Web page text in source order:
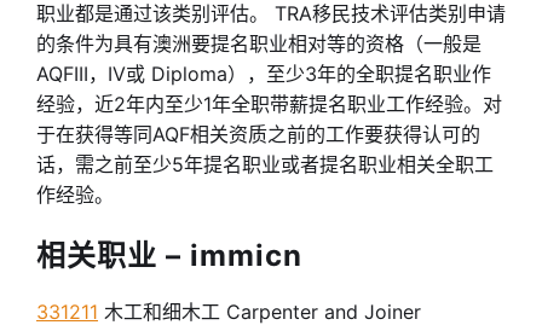
职业都是通过该类别评估。 TRA移民技术评估类别申请
的条件为具有澳洲要提名职业相对等的资格（一般是
AQFIII，IV或 Diploma），至少3年的全职提名职业作
经验，近2年内至少1年全职带薪提名职业工作经验。对
于在获得等同AQF相关资质之前的工作要获得认可的
话，需之前至少5年提名职业或者提名职业相关全职工
作经验。
相关职业 – immicn
331211 木工和细木工 Carpenter and Joiner